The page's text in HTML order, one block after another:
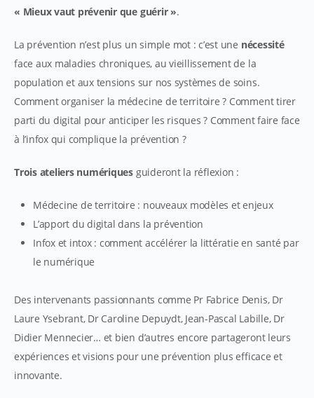
« Mieux vaut prévenir que guérir ».
La prévention n’est plus un simple mot : c’est une nécessité
face aux maladies chroniques, au vieillissement de la
population et aux tensions sur nos systèmes de soins.
Comment organiser la médecine de territoire ? Comment tirer
parti du digital pour anticiper les risques ? Comment faire face
à l’infox qui complique la prévention ?
Trois ateliers numériques guideront la réflexion :
Médecine de territoire : nouveaux modèles et enjeux
L’apport du digital dans la prévention
Infox et intox : comment accélérer la littératie en santé par
le numérique
Des intervenants passionnants comme Pr Fabrice Denis, Dr
Laure Ysebrant, Dr Caroline Depuydt, Jean-Pascal Labille, Dr
Didier Mennecier… et bien d’autres encore partageront leurs
expériences et visions pour une prévention plus efficace et
innovante.